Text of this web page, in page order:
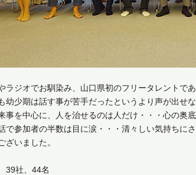
ラジオでお馴染み、山口県初のフリータレントで
幼少期は話す事が苦手だったというより声が出せ
事を中心に、人を治せるのは人だけ・・・心の奥
で参加者の半数は目に涙・・・清々しい気持ちに
ざいました。
39社、44名